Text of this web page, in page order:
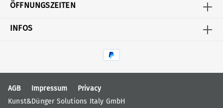
ÖFFNUNGSZEITEN
INFOS
AGB Impressum
Privacy
Kunst&Dünger Solutions Italy GmbH